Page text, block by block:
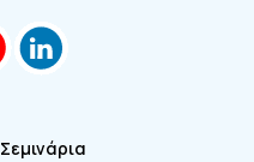
Σεμινάρια